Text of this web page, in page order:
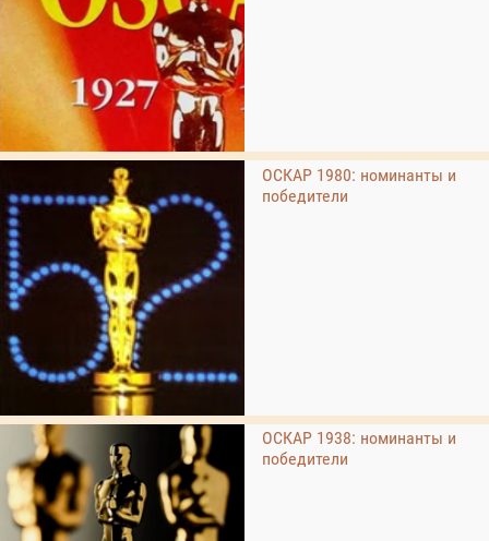
ОСКАР 1980: номинанты и
победители
ОСКАР 1938: номинанты и
победители